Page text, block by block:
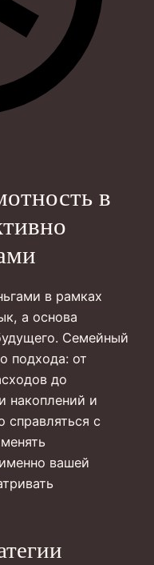
в
в рамках
а основа
Семейный
подхода: от
до
накоплений и
справляться с
вашей